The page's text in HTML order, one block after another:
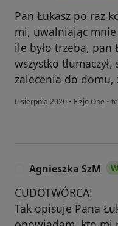
Pan Łukasz po raz
mi, uwalniając
ile było trzeba, pan
wszystko
zalecenia do domu,
6 sierpnia 2026 • Fizjo One •
Agnieszka SzM
CUDOTWÓRCA!
Tak opisuje Pana